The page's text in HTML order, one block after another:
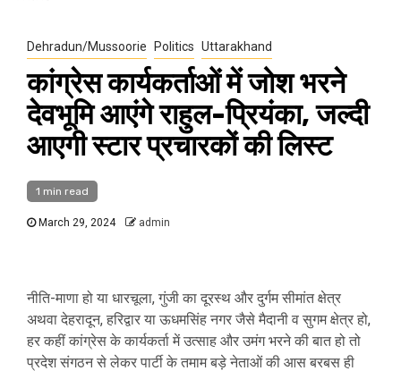
Dehradun/Mussoorie Politics Uttarakhand
कांग्रेस कार्यकर्ताओं में जोश भरने
देवभूमि आएंगे राहुल-प्रियंका, जल्दी
आएगी स्टार प्रचारकों की लिस्ट
1 min read
March 29, 2024 admin
नीति-माणा हो या धारचूला, गुंजी का दूरस्थ और दुर्गम सीमांत क्षेत्र
अथवा देहरादून, हरिद्वार या ऊधमसिंह नगर जैसे मैदानी व सुगम क्षेत्र हो,
हर कहीं कांग्रेस के कार्यकर्ता में उत्साह और उमंग भरने की बात हो तो
प्रदेश संगठन से लेकर पार्टी के तमाम बड़े नेताओं की आस बरबस ही